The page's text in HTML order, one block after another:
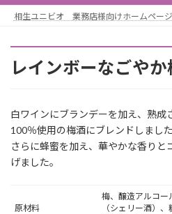
ッ
移
相生ユニビオ 業務店様向けホームページ
レインボーなごやか
白ワインにブランデーを加え、熟成
100％使用の梅酒にブレンドしました
さらに蜂蜜を加え、華やかな香りと
げました。
原材料
梅、醸造アルコー
（シェリー酒）